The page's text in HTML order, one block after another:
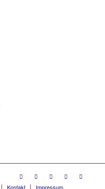
Kontakt Impressum